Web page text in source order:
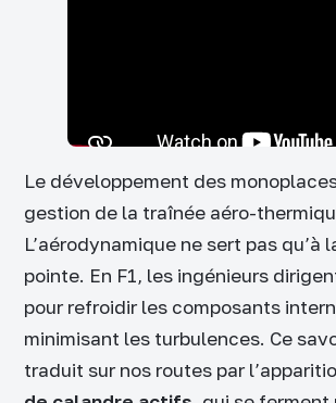
Le développement des
gestion de la traînée aéro-
L’aérodynamique ne sert pas qu’à
pointe. En F1, les ingénieurs
pour refroidir les composants
minimisant les turbulences. Ce
traduit sur nos routes par